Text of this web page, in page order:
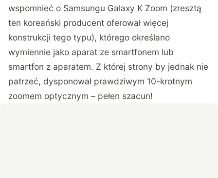
wspomnieć o Samsungu Galaxy K Zoom (zresztą
ten koreański producent oferował więcej
konstrukcji tego typu), którego określano
wymiennie jako aparat ze smartfonem lub
smartfon z aparatem. Z której strony by jednak nie
patrzeć, dysponował prawdziwym 10-krotnym
zoomem optycznym – pełen szacun!